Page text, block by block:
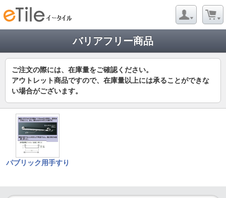
バリアフリー商品
ご注文の際には、在庫量をご確認ください。
アウトレット商品ですので、在庫量以上には承ることができな
い場合がございます。
パブリック用手すり